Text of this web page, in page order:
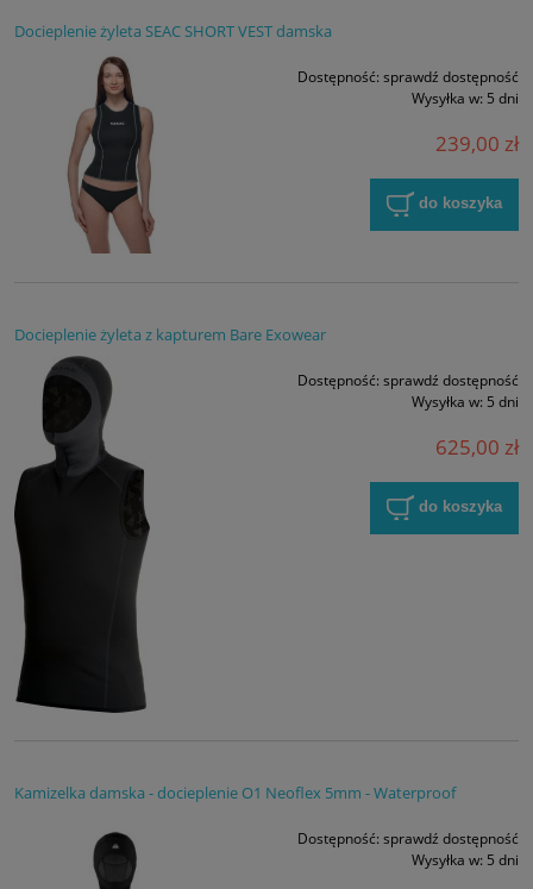
Docieplenie żyleta SEAC SHORT VEST damska
Dostępność: sprawdź dostępność
Wysyłka w: 5 dni
239,00 zł
do koszyka
Docieplenie żyleta z kapturem Bare Exowear
Dostępność: sprawdź dostępność
Wysyłka w: 5 dni
625,00 zł
do koszyka
Kamizelka damska - docieplenie O1 Neoflex 5mm - Waterproof
Dostępność: sprawdź dostępność
Wysyłka w: 5 dni